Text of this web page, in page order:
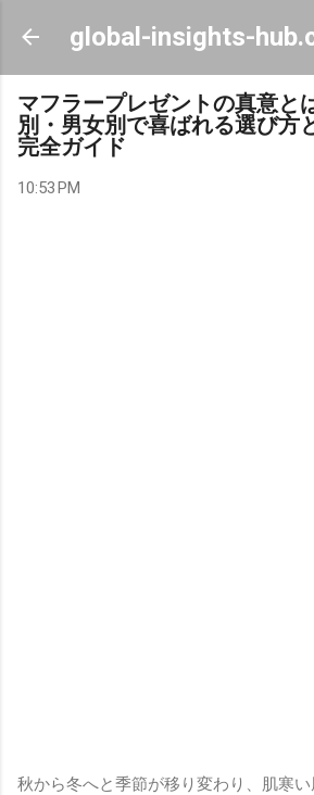
Skip to main content
global-insights-
マフラープレゼントの真意と
別・男女別で喜ばれる選び方
完全ガイド
10:53 PM
秋から冬へと季節が移り変わり、肌寒い